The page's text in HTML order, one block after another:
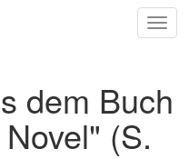
dem Buch
(S.